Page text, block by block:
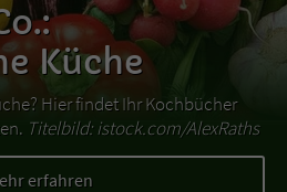
Küche
Hier findet Ihr Kochbücher
Titelbild: istock.com/AlexRaths
erfahren